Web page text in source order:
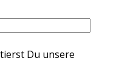
Du unsere